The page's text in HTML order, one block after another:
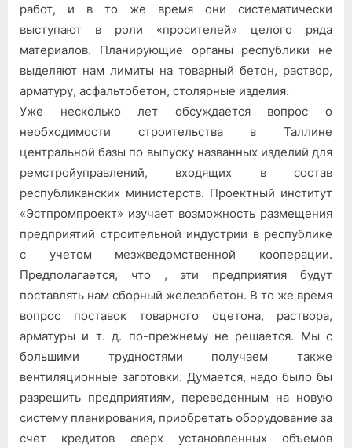
работ, и в то же время они систематически
выступают в роли «просителей» целого ряда
материалов. Планирующие органы республики не
выделяют нам лимиты на товарный бетон, раствор,
арматуру, асфальтобетон, столярные изделия.
Уже несколько лет обсуждается вопрос о
необходимости строительства в Таллине
центральной базы по выпуску названных изделий для
ремстройуправлений, входящих в состав
республиканских министерств. Проектный институт
«Эстпромпроект» изучает возможность размещения
предприятий строительной индустрии в республике
с учетом мезжведомственной кооперации.
Предполагается, что , эти предприятия будут
поставлять нам сборный железобетон. В то же время
вопрос поставок товарного оцетона, раствора,
арматуры и т. д. по-прежнему не решается. Мы с
большими трудностями получаем также
вентиляционные заготовки. Думается, надо было бы
разрешить предприятиям, переведенным на новую
систему планирования, приобретать оборудование за
счет кредитов сверх установленных объемов